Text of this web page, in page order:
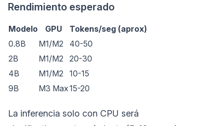
Rendimiento esperado
Modelo GPU
Tokens/seg (aprox)
0.8B
M1/M2
40-50
2B
M1/M2
20-30
4B
M1/M2
10-15
9B
M3 Max15-20
La inferencia solo con CPU será